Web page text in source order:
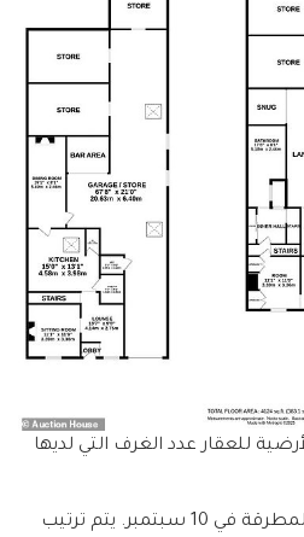
للعقار عدد الغرف التي لديها
الملكية الفريدة تسير تحت المطرقة في 10 سبتمبر. يتم ترتيب